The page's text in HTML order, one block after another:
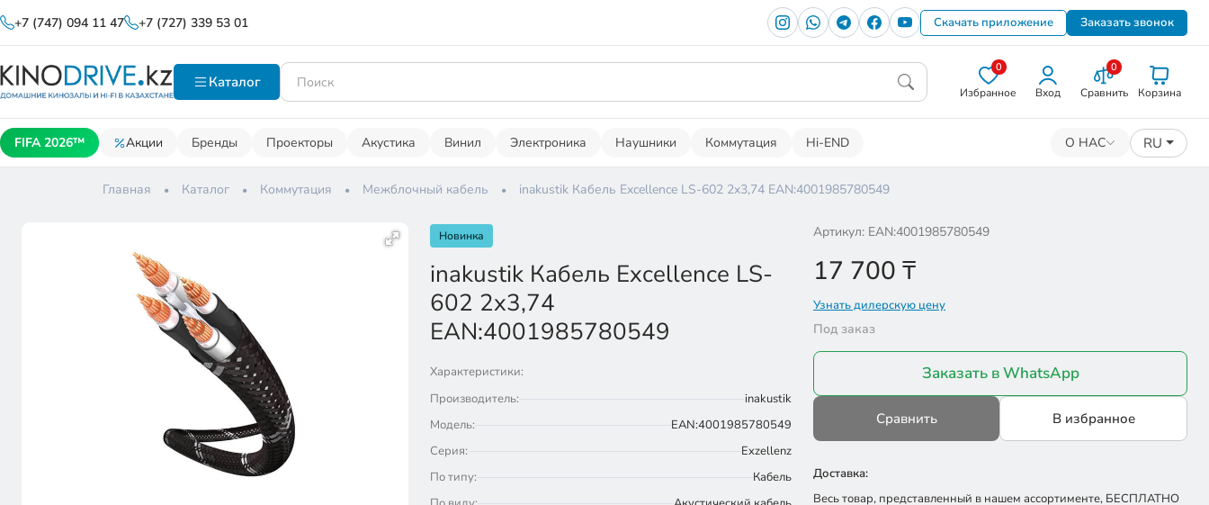
+7 (747) 094 11 47 +7 (727) 339 53 01 Скачать приложение Заказать звонок
Каталог
0
Избранное Вход
0
Сравнить Корзина
FIFA 2026™ Акции Бренды Проекторы Акустика Винил Электроника Наушники Коммутация Hi-END О НАС RU
Главная Каталог Коммутация Межблочный кабель inakustik Кабель Excellence LS-602 2x3,74 EAN:4001985780549
Новинка
inakustik Кабель Excellence LS-
602 2x3,74
EAN:4001985780549
Характеристики:
Производитель:
inakustik
Модель:
EAN:4001985780549
Серия:
Exzellenz
По типу:
Кабель
Артикул: EAN:4001985780549
17 700 ₸
Узнать дилерскую цену
Под заказ
Заказать в WhatsApp
Сравнить В избранное
Доставка:
Весь товар, представленный в нашем ассортименте, БЕСПЛАТНО